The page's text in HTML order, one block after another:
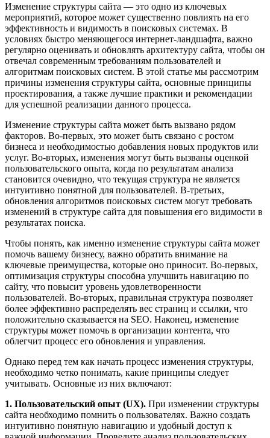
Изменение структуры сайта — это одно из ключевых
мероприятий, которое может существенно повлиять на его
эффективность и видимость в поисковых системах. В
условиях быстро меняющегося интернет-ландшафта, важно
регулярно оценивать и обновлять архитектуру сайта, чтобы он
отвечал современным требованиям пользователей и
алгоритмам поисковых систем. В этой статье мы рассмотрим
причины изменения структуры сайта, основные принципы
проектирования, а также лучшие практики и рекомендации
для успешной реализации данного процесса.
Изменение структуры сайта может быть вызвано рядом
факторов. Во-первых, это может быть связано с ростом
бизнеса и необходимостью добавления новых продуктов или
услуг. Во-вторых, изменения могут быть вызваны оценкой
пользовательского опыта, когда по результатам анализа
становится очевидно, что текущая структура не является
интуитивно понятной для пользователей. В-третьих,
обновления алгоритмов поисковых систем могут требовать
изменений в структуре сайта для повышения его видимости в
результатах поиска.
Чтобы понять, как именно изменение структуры сайта может
помочь вашему бизнесу, важно обратить внимание на
ключевые преимущества, которые оно приносит. Во-первых,
оптимизация структуры способна улучшить навигацию по
сайту, что повысит уровень удовлетворенности
пользователей. Во-вторых, правильная структура позволяет
более эффективно распределять вес страниц и ссылки, что
положительно сказывается на SEO. Наконец, изменение
структуры может помочь в организации контента, что
облегчит процесс его обновления и управления.
Однако перед тем как начать процесс изменения структуры,
необходимо четко понимать, какие принципы следует
учитывать. Основные из них включают:
1. Пользовательский опыт (UX). При изменении структуры
сайта необходимо помнить о пользователях. Важно создать
интуитивно понятную навигацию и удобный доступ к